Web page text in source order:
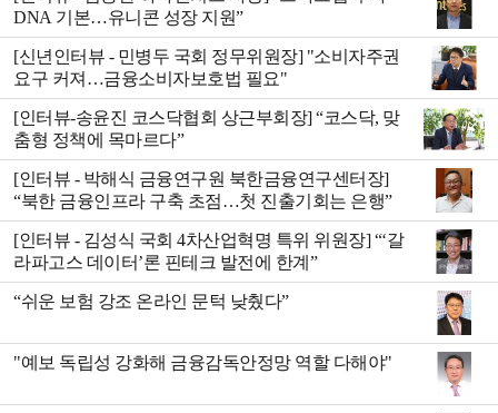
DNA 기본…유니콘 성장 지원”
[신년인터뷰 - 민병두 국회 정무위원장] "소비자주권
요구 커져…금융소비자보호법 필요"
[인터뷰-송윤진 코스닥협회 상근부회장] “코스닥, 맞
춤형 정책에 목마르다”
[인터뷰 - 박해식 금융연구원 북한금융연구센터장]
“북한 금융인프라 구축 초점…첫 진출기회는 은행”
[인터뷰 - 김성식 국회 4차산업혁명 특위 위원장] “‘갈
라파고스 데이터’론 핀테크 발전에 한계”
“쉬운 보험 강조 온라인 문턱 낮췄다”
"예보 독립성 강화해 금융감독안정망 역할 다해야"